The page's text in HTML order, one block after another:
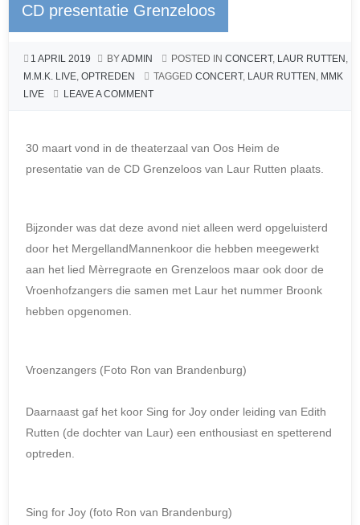
o
k
g
p
CD presentatie Grenzeloos
1 APRIL 2019 BYADMIN POSTED IN CONCERT, LAUR RUTTEN
M.M.K. LIVE OPTREDEN TAGGED CONCERT, LAUR RUTTEN MMK
LIVE
LEAVE A COMMENT
30 maart vond in de theaterzaal van Oos Heim de
presentatie van de CD Grenzeloos van Laur Rutten plaats.
Bijzonder was dat deze avond niet alleen werd opgeluisterd
door het MergellandMannenkoor die hebben meegewerkt
aan het lied Mèrregraote en Grenzeloos maar ook door de
Vroenhofzangers die samen met Laur het nummer Broonk
hebben opgenomen.
Vroenzangers (Foto Ron van Brandenburg)
Daarnaast gaf het koor Sing for Joy onder leiding van Edith
Rutten (de dochter van Laur) een enthousiast en spetterend
optreden.
Sing for Joy (foto Ron van Brandenburg)